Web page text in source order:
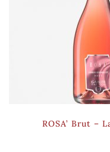
ROSA’ Brut –